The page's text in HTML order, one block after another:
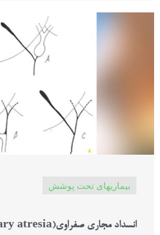
بیماریهای تحت پوشش
انسداد مجاری صفراوی(Biliary atresia)-گوارشی